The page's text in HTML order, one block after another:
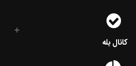
کانال بله